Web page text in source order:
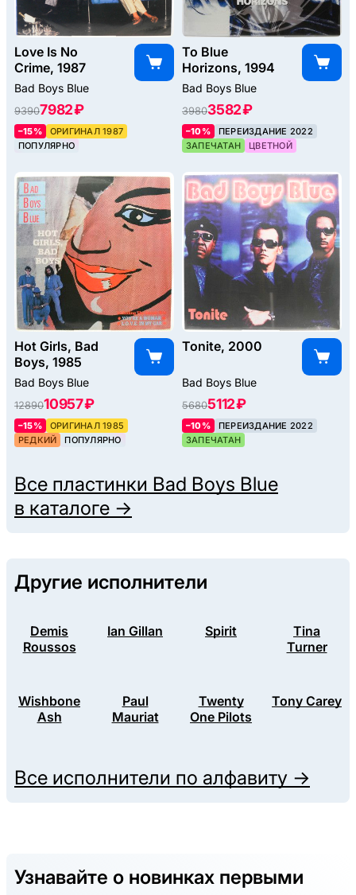
Love Is No
Crime, 1987
Bad Boys Blue
93907982 ₽
–15%
ОРИГИНАЛ 1987
ПОПУЛЯРНО
To Blue
Horizons, 1994
Bad Boys Blue
39803582 ₽
–10%
ПЕРЕИЗДАНИЕ 2022
ЗАПЕЧАТАН
ЦВЕТНОЙ
Hot Girls, Bad
Boys, 1985
Bad Boys Blue
1289010957 ₽
–15%
ОРИГИНАЛ 1985
РЕДКИЙ
ПОПУЛЯРНО
Tonite, 2000
Bad Boys Blue
56805112 ₽
–10%
ПЕРЕИЗДАНИЕ 2022
ЗАПЕЧАТАН
Все пластинки Bad Boys Blue
в каталоге →
Другие исполнители
Demis
Roussos
Ian Gillan Spirit
Tina
Turner
Wishbone
Ash
Paul
Mauriat
Twenty
One Pilots
Tony Carey
Все исполнители по алфавиту →
Узнавайте о новинках первыми